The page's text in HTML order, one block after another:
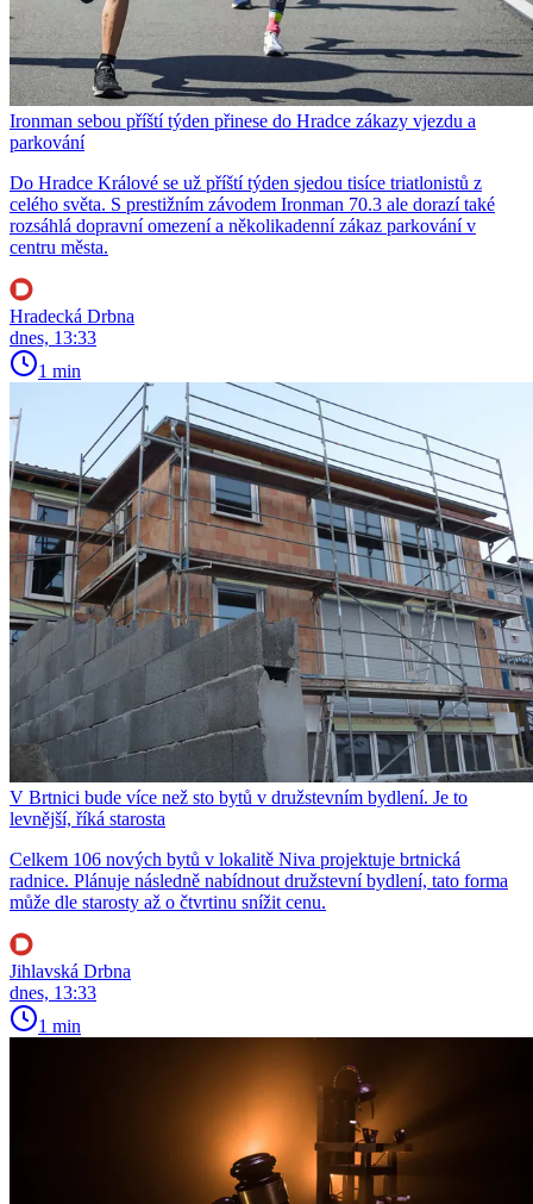
Ironman sebou příští týden přinese do Hradce zákazy vjezdu a
parkování
Do Hradce Králové se už příští týden sjedou tisíce triatlonistů z
celého světa. S prestižním závodem Ironman 70.3 ale dorazí také
rozsáhlá dopravní omezení a několikadenní zákaz parkování v
centru města.
Hradecká Drbna
dnes, 13:33
1 min
V Brtnici bude více než sto bytů v družstevním bydlení. Je to
levnější, říká starosta
Celkem 106 nových bytů v lokalitě Niva projektuje brtnická
radnice. Plánuje následně nabídnout družstevní bydlení, tato forma
může dle starosty až o čtvrtinu snížit cenu.
Jihlavská Drbna
dnes, 13:33
1 min